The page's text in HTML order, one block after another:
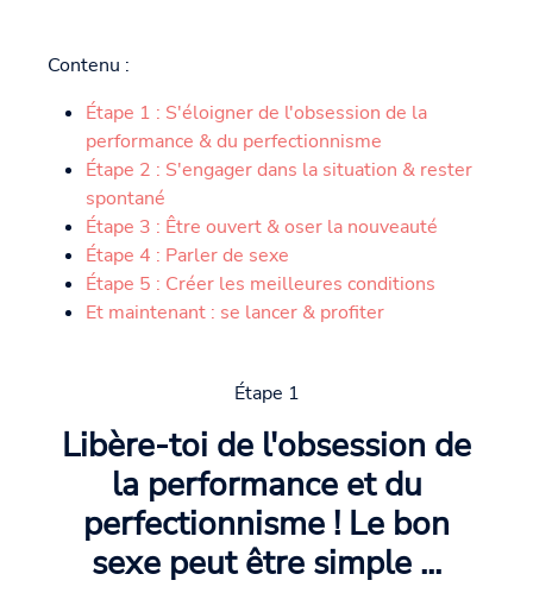
Contenu :
Étape 1 : S'éloigner de l'obsession de la
performance & du perfectionnisme
Étape 2 : S'engager dans la situation & rester
spontané
Étape 3 : Être ouvert & oser la nouveauté
Étape 4 : Parler de sexe
Étape 5 : Créer les meilleures conditions
Et maintenant : se lancer & profiter
Étape 1
Libère-toi de l'obsession de
la performance et du
perfectionnisme ! Le bon
sexe peut être simple ...